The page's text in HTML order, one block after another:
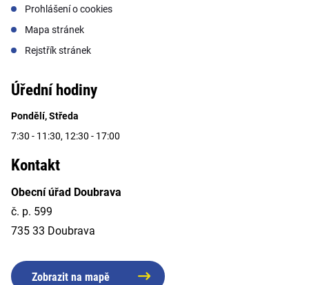
Prohlášení o cookies
Mapa stránek
Rejstřík stránek
Úřední hodiny
Pondělí, Středa
7:30 - 11:30, 12:30 - 17:00
Kontakt
Obecní úřad Doubrava
č. p. 599
735 33 Doubrava
Zobrazit na mapě